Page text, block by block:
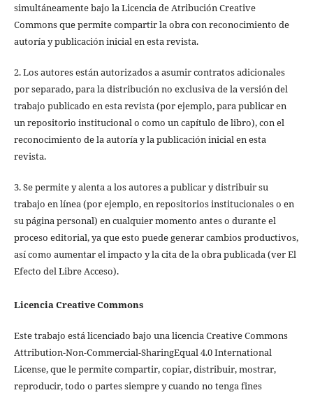
simultáneamente bajo la Licencia de Atribución Creative
Commons que permite compartir la obra con reconocimiento de
autoría y publicación inicial en esta revista.
2. Los autores están autorizados a asumir contratos adicionales
por separado, para la distribución no exclusiva de la versión del
trabajo publicado en esta revista (por ejemplo, para publicar en
un repositorio institucional o como un capítulo de libro), con el
reconocimiento de la autoría y la publicación inicial en esta
revista.
3. Se permite y alenta a los autores a publicar y distribuir su
trabajo en línea (por ejemplo, en repositorios institucionales o en
su página personal) en cualquier momento antes o durante el
proceso editorial, ya que esto puede generar cambios productivos,
así como aumentar el impacto y la cita de la obra publicada (ver El
Efecto del Libre Acceso).
Licencia Creative Commons
Este trabajo está licenciado bajo una licencia Creative Commons
Attribution-Non-Commercial-SharingEqual 4.0 International
License, que le permite compartir, copiar, distribuir, mostrar,
reproducir, todo o partes siempre y cuando no tenga fines